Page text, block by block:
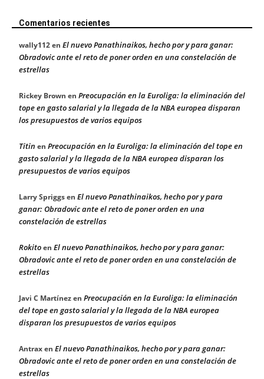
Comentarios recientes
wally112en El nuevo Panathinaikos, hecho por y para ganar:
Obradovic ante el reto de poner orden en una constelación de
estrellas
Rickey Brown en Preocupación en la Euroliga: la eliminación del
tope en gasto salarial y la llegada de la NBA europea disparan
los presupuestos de varios equipos
Titin en Preocupación en la Euroliga: la eliminación del tope en
gasto salarial y la llegada de la NBA europea disparan los
presupuestos de varios equipos
Larry Spriggsen El nuevo Panathinaikos, hecho por y para
ganar: Obradovic ante el reto de poner orden en una
constelación de estrellas
Rokitoen El nuevo Panathinaikos, hecho por y para ganar:
Obradovic ante el reto de poner orden en una constelación de
estrellas
Javi C Martínezen Preocupación en la Euroliga: la eliminación
del tope en gasto salarial y la llegada de la NBA europea
disparan los presupuestos de varios equipos
Antraxen El nuevo Panathinaikos, hecho por y para ganar:
Obradovic ante el reto de poner orden en una constelación de
estrellas